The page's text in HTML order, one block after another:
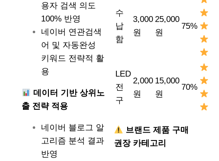
용자 검색 의도
100% 반영
네이버 연관검색
어 및 자동완성
키워드 전략적 활
용
데이터 기반 상위노
출 전략 적용
네이버 블로그 알
고리즘 분석 결과
반영
수
납
함
3,000
원
25,000
원
75%
LED
전
구
2,000
원
15,000
원
70%
브랜드 제품 구매
권장 카테고리